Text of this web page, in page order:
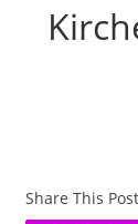
Share This